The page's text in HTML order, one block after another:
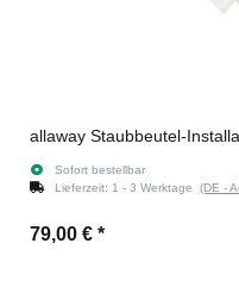
allaway Staubbeutel-
Sofort bestellbar
Lieferzeit: 1 - 3 Werktage (DE -
79,00 € *